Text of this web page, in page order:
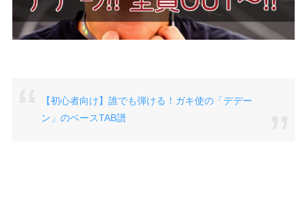
【初心者向け】誰でも弾ける！ガキ使の「デデー
ン」のベースTAB譜